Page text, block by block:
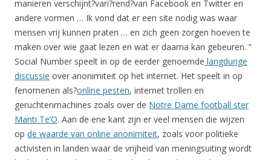
manieren verschijnt?vari?rend?van Facebook en Twitter en
andere vormen … Ik vond dat er een site nodig was waar
mensen vrij kunnen praten … en zich geen zorgen hoeven te
maken over wie gaat lezen en wat er daarna kan gebeuren. ”
Social Number speelt in op de eerder genoemde langdurige
discussie over anonimiteit op het internet. Het speelt in op
fenomenen als?online pesten, internet trollen en
geruchtenmachines zoals over de Notre Dame football ster
Manti Te’O. Aan de ene kant zijn er veel mensen die wijzen
op de waarde van online anonimiteit, zoals voor politieke
activisten in landen waar de vrijheid van meningsuiting wordt